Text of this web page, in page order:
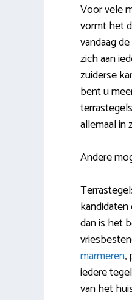
Voor vele
vormt het
vandaag
zich aan
zuiderse
bent u
allemaal in
Andere
dan is het
marmeren,
iedere
van het